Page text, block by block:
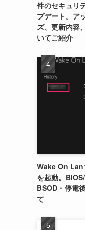
件のセキュリ
プデート。ア
ズ、更新内容
いてご紹介
Wake On Lan
を起動。
BSOD・停電
て